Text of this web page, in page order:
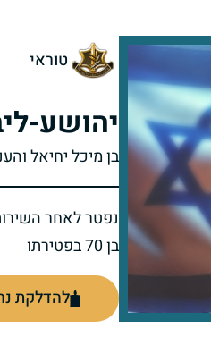
טוראי
יהושע-
בן מיכל יחיאל
נפטר לאחר
בן 70 בפטירתו
להדלקת